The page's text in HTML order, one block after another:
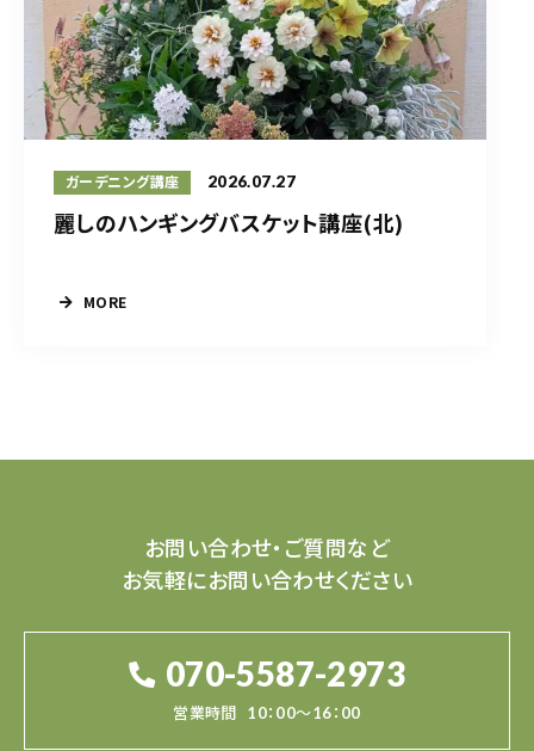
ガーデニング講座 2026.07.27
麗しのハンギングバスケット講座(北)
MORE
お問い合わせ・ご質問など
お気軽にお問い合わせください
070-5587-2973
営業時間 10：00～16：00